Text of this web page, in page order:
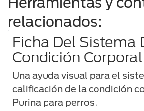
relacionados:
Ficha Del Sistema
Condición
Una ayuda visual para el
calificación de la condición
Purina para perros.